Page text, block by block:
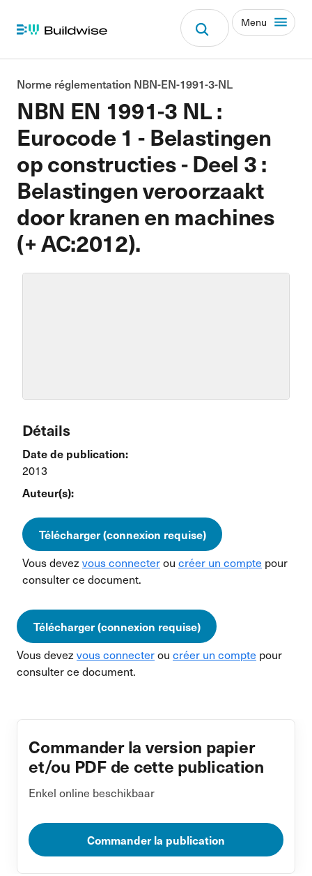
Menu
NBN EN 1991-3 NL :
Eurocode 1 - Belastingen
op constructies - Deel 3 :
Belastingen veroorzaakt
door kranen en machines
(+ AC:2012).
Norme réglementation NBN-EN-1991-3-NL
Détails
Date de publication:
2013
Auteur(s):
Télécharger (connexion requise)
Vous devez vous connecterou créer un compte pour
consulter ce document.
Télécharger (connexion requise)
Vous devez vous connecterou créer un compte pour
consulter ce document.
Commander la version papier
et/ou PDF de cette publication
Enkel online beschikbaar
Commander la publication